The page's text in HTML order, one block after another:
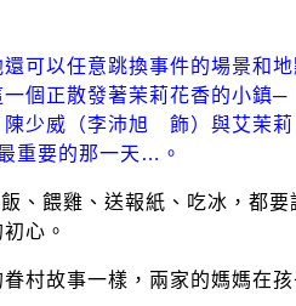
可以任意跳換事件的場景和
個正散發著茉莉花香的小鎮─
少威（李沛旭 飾）與艾茉
重要的那一天…。
、餵雞、送報紙、吃冰，都
心。
村故事一樣，兩家的媽媽在